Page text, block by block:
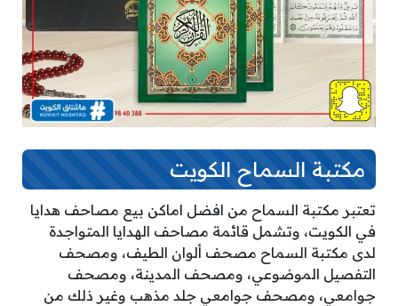
مكتبة السماح الكويت
تعتبر مكتبة السماح من افضل اماكن بيع مصاحف هدايا
في الكويت، وتشمل قائمة مصاحف الهدايا المتواجدة
لدى مكتبة السماح مصحف ألوان الطيف، ومصحف
التفصيل الموضوعي، ومصحف المدينة، ومصحف
جوامعي، ومصحف جوامعي جلد مذهب وغير ذلك من